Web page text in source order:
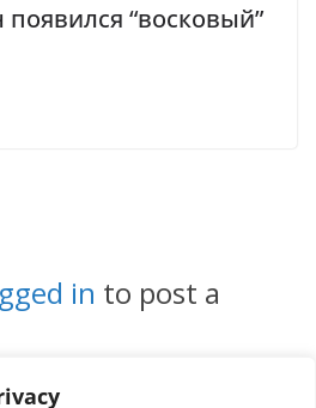
“восковый”
in to post a